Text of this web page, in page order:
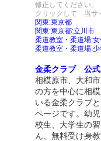
修正してください。
クリックして 当サ
関東:東京都
関東:東京都:立川市
柔道教室・柔道場:
柔道教室・柔道場:
金柔クラブ 公式
相模原市、大和
の方を中心に相
いる金柔クラブ
ページです。幼
校生、大学生の
ん、無料受け身